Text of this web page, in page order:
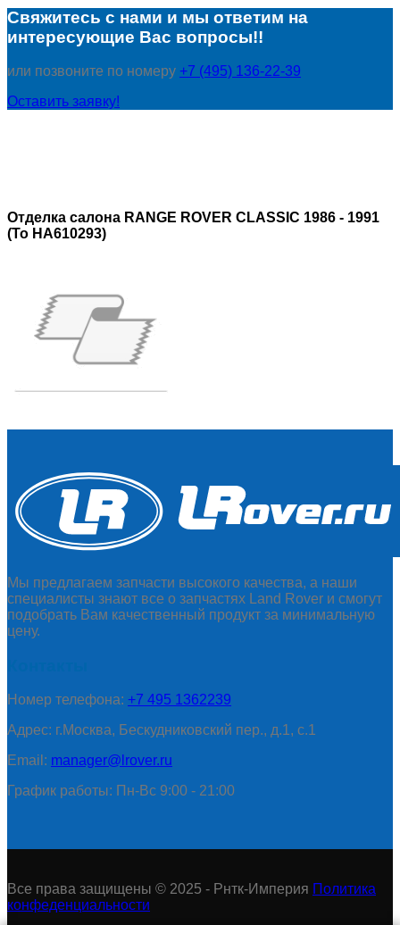
Свяжитесь с нами и мы ответим на
интересующие Вас вопросы!!
или позвоните по номеру +7 (495) 136-22-39
Оставить заявку!
Отделка салона RANGE ROVER CLASSIC 1986 - 1991
(To HA610293)
Мы предлагаем запчасти высокого качества, а наши
специалисты знают все о запчастях Land Rover и смогут
подобрать Вам качественный продукт за минимальную
цену.
Номер телефона: +7 495 1362239
Адрес: г.Москва, Бескудниковский пер., д.1, с.1
Email: manager@lrover.ru
График работы: Пн-Вс 9:00 - 21:00
Все права защищены © 2025 - Рнтк-Империя Политика
конфеденциальности